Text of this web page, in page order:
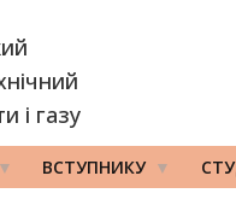
і газу
ВСТУПНИКУ